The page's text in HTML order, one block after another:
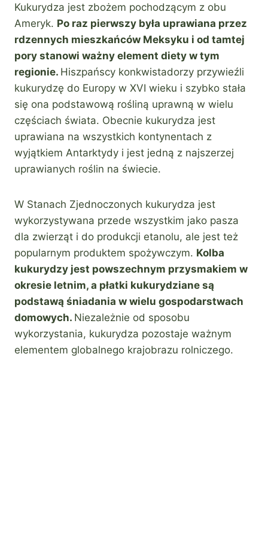
Kukurydza jest zbożem pochodzącym z obu
Ameryk. Po raz pierwszy była uprawiana przez
rdzennych mieszkańców Meksyku i od tamtej
pory stanowi ważny element diety w tym
regionie. Hiszpańscy konkwistadorzy przywieźli
kukurydzę do Europy w XVI wieku i szybko stała
się ona podstawową rośliną uprawną w wielu
częściach świata. Obecnie kukurydza jest
uprawiana na wszystkich kontynentach z
wyjątkiem Antarktydy i jest jedną z najszerzej
uprawianych roślin na świecie.
W Stanach Zjednoczonych kukurydza jest
wykorzystywana przede wszystkim jako pasza
dla zwierząt i do produkcji etanolu, ale jest też
popularnym produktem spożywczym. Kolba
kukurydzy jest powszechnym przysmakiem w
okresie letnim, a płatki kukurydziane są
podstawą śniadania w wielu gospodarstwach
domowych. Niezależnie od sposobu
wykorzystania, kukurydza pozostaje ważnym
elementem globalnego krajobrazu rolniczego.